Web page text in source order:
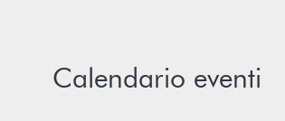
Calendario eventi